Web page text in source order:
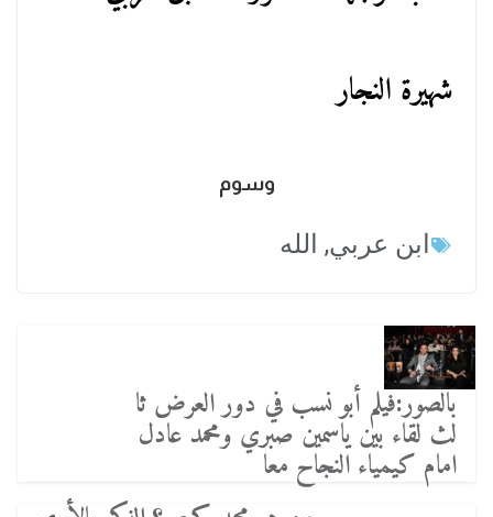
شهيرة النجار
وسوم
ابن عربي, الله
بالصور:فيلم أبو نسب في دور العرض ثا
لث لقاء بين ياسمين صبري ومحمد عادل
امام كيمياء النجاح معا